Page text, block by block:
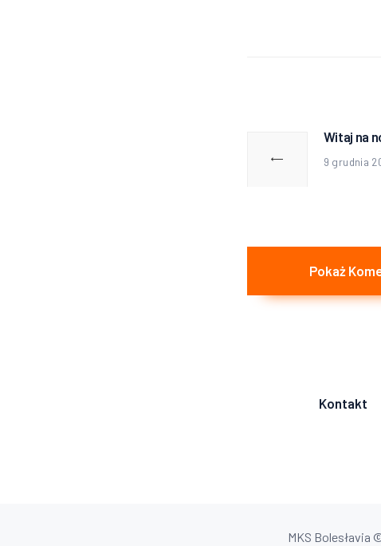
Poprzedni
wpis:
Witaj na
9 grudnia
Pokaż
Kontakt
MKS Bolesłavia